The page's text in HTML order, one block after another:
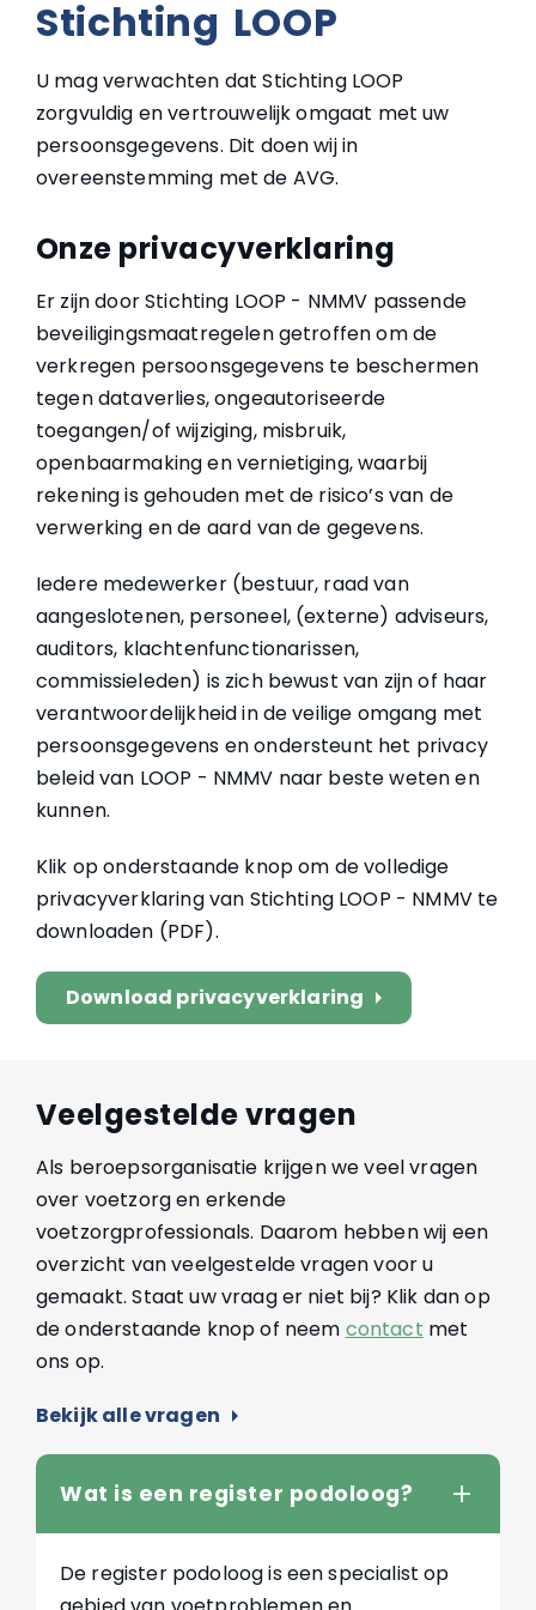
Stichting LOOP
U mag verwachten dat Stichting LOOP
zorgvuldig en vertrouwelijk omgaat met uw
persoonsgegevens. Dit doen wij in
overeenstemming met de AVG.
Onze privacyverklaring
Er zijn door Stichting LOOP - NMMV passende
beveiligingsmaatregelen getroffen om de
verkregen persoonsgegevens te beschermen
tegen dataverlies, ongeautoriseerde
toegangen/of wijziging, misbruik,
openbaarmaking en vernietiging, waarbij
rekening is gehouden met de risico’s van de
verwerking en de aard van de gegevens.
Iedere medewerker (bestuur, raad van
aangeslotenen, personeel, (externe) adviseurs,
auditors, klachtenfunctionarissen,
commissieleden) is zich bewust van zijn of haar
verantwoordelijkheid in de veilige omgang met
persoonsgegevens en ondersteunt het privacy
beleid van LOOP - NMMV naar beste weten en
kunnen.
Klik op onderstaande knop om de volledige
privacyverklaring van Stichting LOOP - NMMV te
downloaden (PDF).
Download privacyverklaring arrow_right
Veelgestelde vragen
Als beroepsorganisatie krijgen we veel vragen
over voetzorg en erkende
voetzorgprofessionals. Daarom hebben wij een
overzicht van veelgestelde vragen voor u
gemaakt. Staat uw vraag er niet bij? Klik dan op
de onderstaande knop of neem contact met
ons op.
Bekijk alle vragen arrow_right
Wat is een register podoloog?
De register podoloog is een specialist op